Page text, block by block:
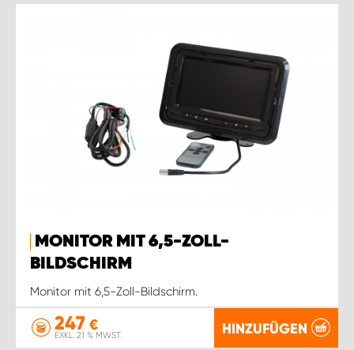
MONITOR MIT 6,5-ZOLL-
BILDSCHIRM
Monitor mit 6,5-Zoll-Bildschirm.
247 €
EXKL. 21 % MWST. HINZUFÜGEN